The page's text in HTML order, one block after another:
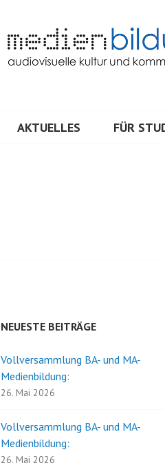
AKTUELLES FÜR
NEUESTE BEITRÄGE
Vollversammlung BA- und MA-
Medienbildung:
26. Mai 2026
Vollversammlung BA- und MA-
Medienbildung:
26. Mai 2026